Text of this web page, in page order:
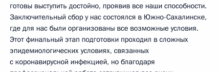
готовы выступить достойно, проявив все наши способности.
Заключительный сбор у нас состоялся в Южно-Сахалинске,
где для нас были организованы все возможные условия.
Этот финальный этап подготовки проходил в сложных
эпидемиологических условиях, связанных
с коронавирусной инфекцией, но благодаря